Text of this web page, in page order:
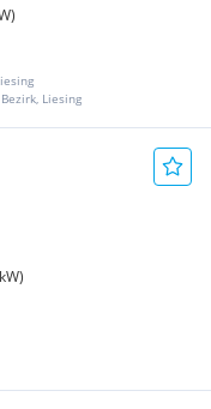
Liesing